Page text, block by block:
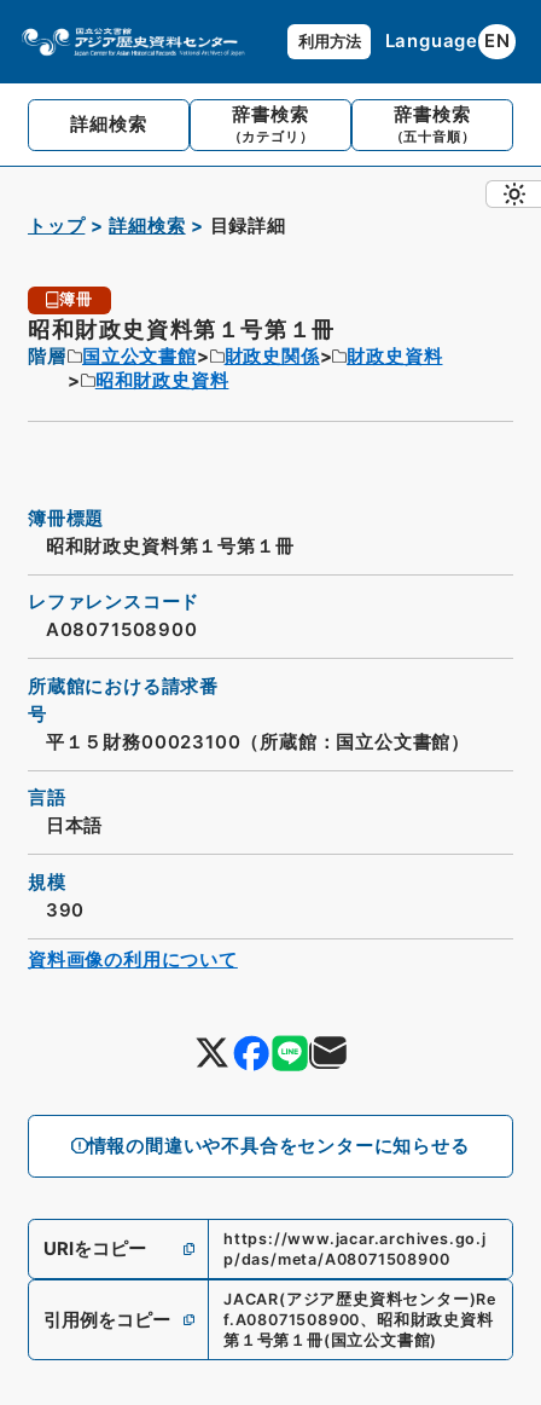
利用方法 Language EN
詳細検索 辞書検索
（カテゴリ）
辞書検索
（五十音順）
トップ 詳細検索 目録詳細
簿冊
昭和財政史資料第１号第１冊
階層 国立公文書館 財政史関係
財政史資料
昭和財政史資料
情報の間違いや不具合をセンターに知らせる
簿冊標題
昭和財政史資料第１号第１冊
レファレンスコード
A08071508900
所蔵館における請求番
号
平１５財務00023100（所蔵館：国立公文書館）
言語
日本語
規模
390
URIをコピー
https://www.jacar.archives.go.j
p/das/meta/A08071508900
引用例をコピー
JACAR(アジア歴史資料センター)Re
f.A08071508900、 昭和財政史資料
第１号第１冊( 国立公文書館)
資料画像の利用について